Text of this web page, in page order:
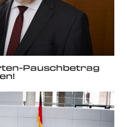
Pauschbetrag